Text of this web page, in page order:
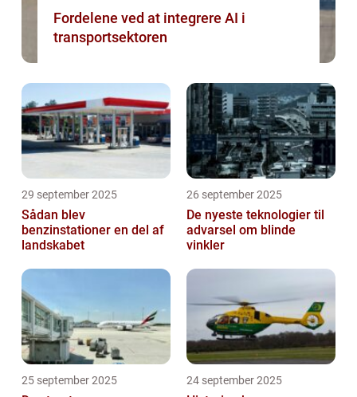
Fordelene ved at integrere AI i
transportsektoren
29 september 2025
Sådan blev
benzinstationer en del af
landskabet
26 september 2025
De nyeste teknologier til
advarsel om blinde
vinkler
25 september 2025 24 september 2025